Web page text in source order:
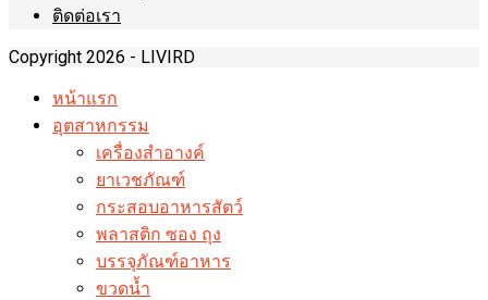
ติดต่อเรา
Copyright 2026 - LIVIRD
หน้าแรก
อุตสาหกรรม
เครื่องสำอางค์
ยาเวชภัณฑ์
กระสอบอาหารสัตว์
พลาสติก ซอง ถุง
บรรจุภัณฑ์อาหาร
ขวดน้ำ